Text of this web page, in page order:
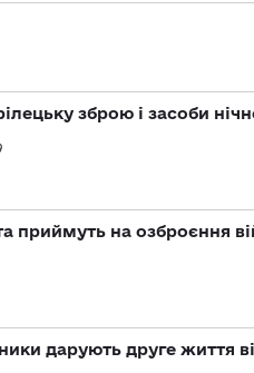
зброю і засоби
приймуть на озброєння
дарують друге життя